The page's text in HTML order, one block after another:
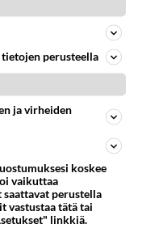
varmasti ole
vaiva pitää ajaa
kuukauden
Kommentoi
viestiä.
perusteella
ja virheiden
koskee
vaikuttaa
perustella
vastustaa tätä tai
linkkiä.